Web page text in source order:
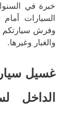
خبرة في
السيارات
وفرش سيارتكم
والغبار وغيرها.
غسيل
الداخل